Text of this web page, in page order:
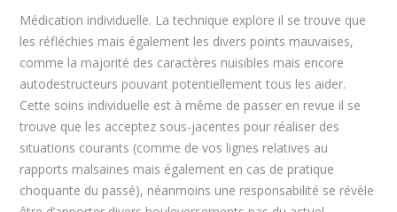
Médication individuelle. La technique explore il se trouve que
les réfléchies mais également les divers points mauvaises,
comme la majorité des caractères nuisibles mais encore
autodestructeurs pouvant potentiellement tous les aider.
Cette soins individuelle est à même de passer en revue il se
trouve que les acceptez sous-jacentes pour réaliser des
situations courants (comme de vos lignes relatives au
rapports malsaines mais également en cas de pratique
choquante du passé), néanmoins une responsabilité se révèle